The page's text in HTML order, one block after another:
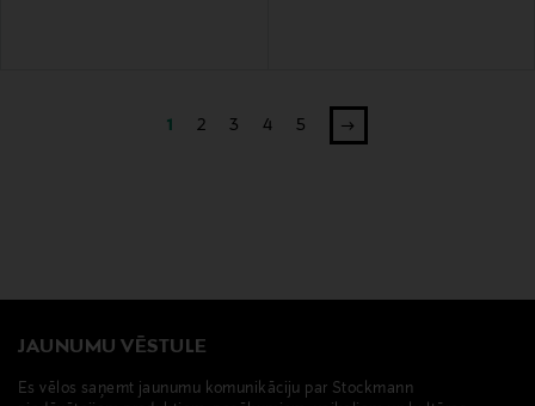
1 2 3 4 5
JAUNUMU VĒSTULE
Es vēlos saņemt jaunumu komunikāciju par Stockmann